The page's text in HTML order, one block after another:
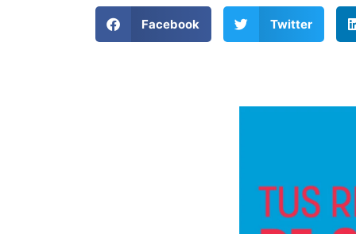
Facebook Twitter